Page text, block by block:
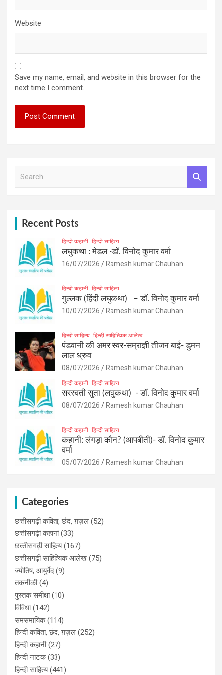
Website
Save my name, email, and website in this browser for the
next time I comment.
Recent Posts
हिन्दी कहानी हिन्दी साहित्य
लघुकथा : मेडल -डॉ. विनोद कुमार वर्मा
16/07/2026 Ramesh kumar Chauhan
हिन्दी कहानी हिन्दी साहित्य
गुल्लक (हिंदी लघुकथा) – डॉ. विनोद कुमार वर्मा
10/07/2026 Ramesh kumar Chauhan
हिन्दी साहित्य हिन्दी साहित्यिक आलेख
पंडवानी की अमर स्वर-सम्राज्ञी तीजन बाई- डुमन
लाल ध्रुव
08/07/2026 Ramesh kumar Chauhan
हिन्दी कहानी हिन्दी साहित्य
सरस्वती सुता (लघुकथा) ​- डॉ. विनोद कुमार वर्मा
08/07/2026 Ramesh kumar Chauhan
हिन्दी कहानी हिन्दी साहित्य
कहानी: लंगड़ा कौन? (आपबीती)​- डॉ. विनोद कुमार
वर्मा
05/07/2026 Ramesh kumar Chauhan
Categories
छत्तीसगढ़ी कविता, छंद, ग़ज़ल (52)
छत्तीसगढ़ी कहानी(33)
छत्‍तीसगढ़ी साहित्‍य(167)
छत्तीसगढ़ी साहित्यिक आलेख (75)
ज्योतिष, आयुर्वेद (9)
तकनीकी(4)
पुस्‍तक समीक्षा(10)
विविधा(142)
समसमायिक(114)
हिन्दी कविता, छंद, ग़ज़ल (252)
हिन्दी कहानी(27)
हिन्‍दी नाटक(33)
हिन्दी साहित्य(441)